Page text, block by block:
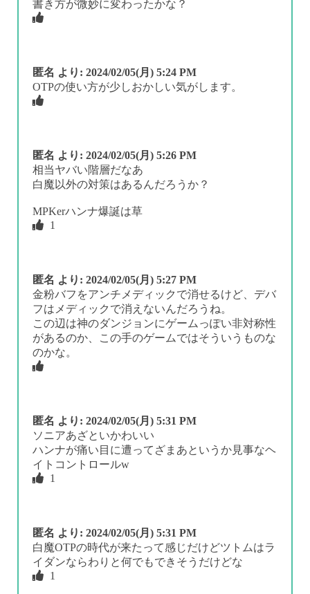
書き方が微妙に変わったかな？
匿名 より: 2024/02/05(月) 5:24 PM
OTPの使い方が少しおかしい気がします。
匿名 より: 2024/02/05(月) 5:26 PM
相当ヤバい階層だなあ
白魔以外の対策はあるんだろうか？
MPKerハンナ爆誕は草
1
匿名 より: 2024/02/05(月) 5:27 PM
金粉バフをアンチメディックで消せるけど、デバ
フはメディックで消えないんだろうね。
この辺は神のダンジョンにゲームっぽい非対称性
があるのか、この手のゲームではそういうものな
のかな。
匿名 より: 2024/02/05(月) 5:31 PM
ソニアあざといかわいい
ハンナが痛い目に遭ってざまあというか見事なヘ
イトコントロールw
1
匿名 より: 2024/02/05(月) 5:31 PM
白魔OTPの時代が来たって感じだけどツトムはラ
イダンならわりと何でもできそうだけどな
1